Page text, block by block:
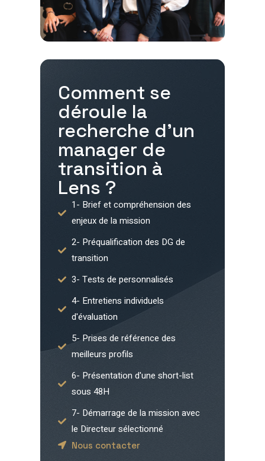
Comment se
déroule la
recherche d'un
manager de
transition à
Lens ?
1- Brief et compréhension des
enjeux de la mission
2- Préqualification des DG de
transition
3- Tests de personnalisés
4- Entretiens individuels
d'évaluation
5- Prises de référence des
meilleurs profils
6- Présentation d'une short-list
sous 48H
7- Démarrage de la mission avec
le Directeur sélectionné
Nous contacter